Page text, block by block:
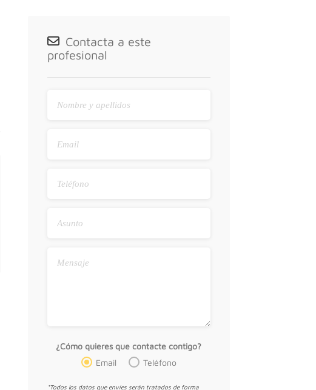
Contacta a este
profesional
¿Cómo quieres que contacte contigo?
Email
Teléfono
*Todos los datos que envíes serán tratados de forma